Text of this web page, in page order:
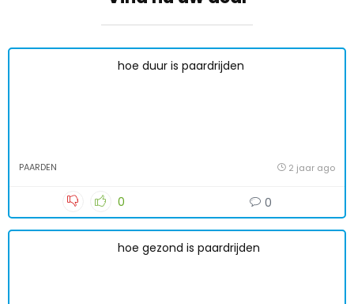
hoe duur is paardrijden
PAARDEN 2 jaar ago
0 0
hoe gezond is paardrijden